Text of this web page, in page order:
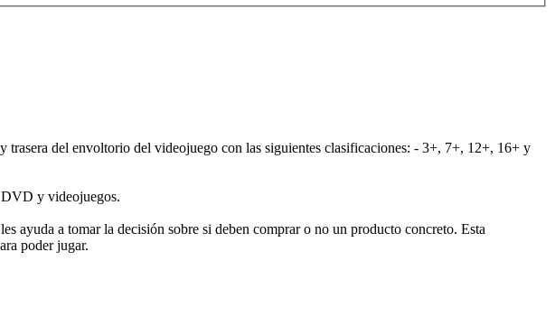
del envoltorio del videojuego con las siguientes clasificaciones: - 3+, 7+, 12+, 16+ y
DVD y videojuegos.
ayuda a tomar la decisión sobre si deben comprar o no un producto concreto. Esta
poder jugar.